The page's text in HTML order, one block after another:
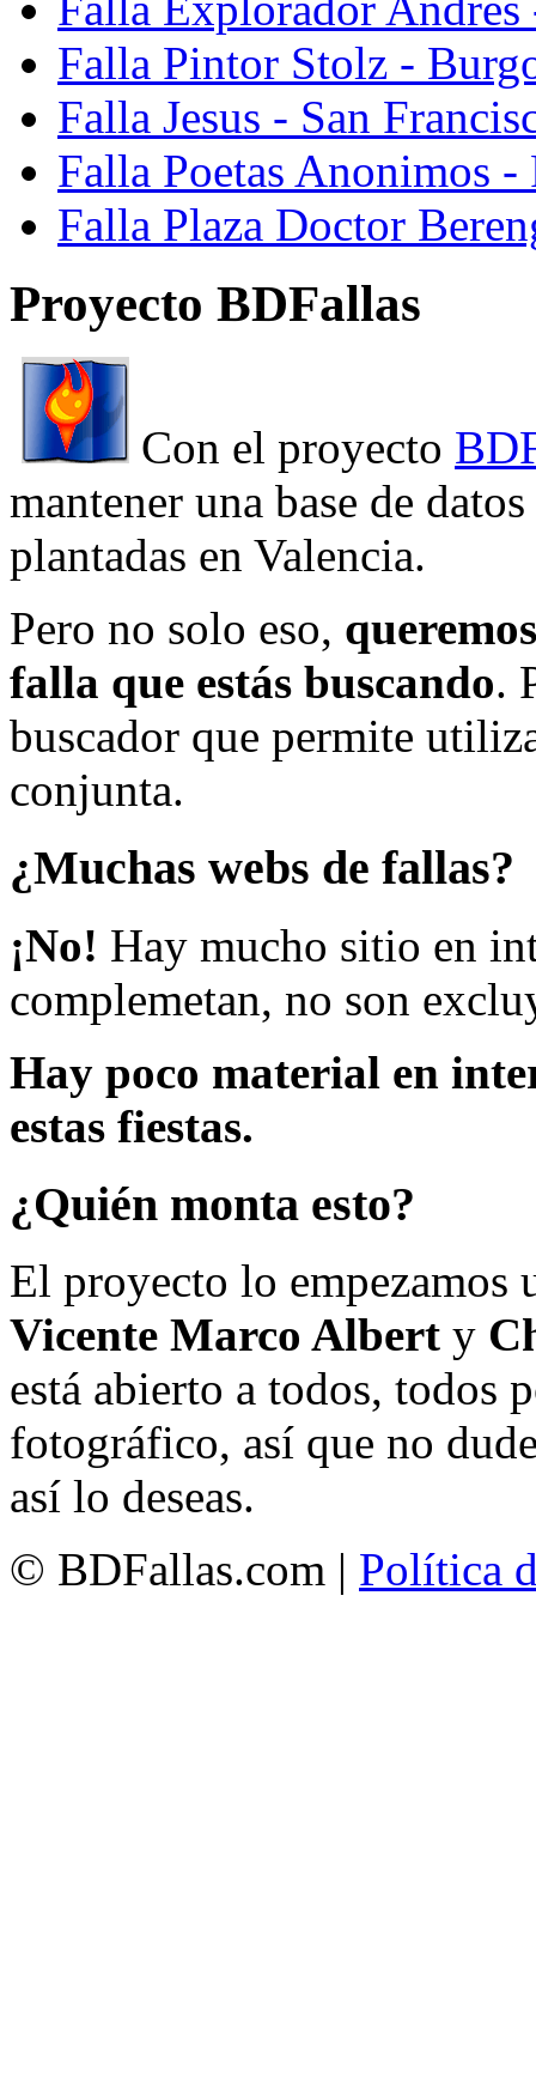
Falla Pintor Stolz -
Falla Jesus - San
Falla Poetas Anonimos
Falla Plaza Doctor
Proyecto BDFallas
Con el proyecto
mantener una base de
plantadas en Valencia.
Pero no solo eso,
falla que estás buscando.
buscador que permite
conjunta.
¿Muchas webs de fallas?
¡No! Hay mucho sitio en
complemetan, no son
Hay poco material en
estas fiestas.
¿Quién monta esto?
El proyecto lo empezamos
Vicente Marco Albert y
está abierto a todos, todos
fotográfico, así que no
así lo deseas.
© BDFallas.com | Política